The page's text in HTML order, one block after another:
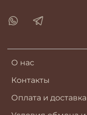
О нас
Контакты
Оплата и доставка